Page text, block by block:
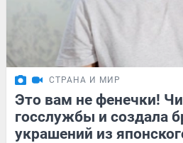
СТРАНА И МИР
Это вам не фенечки!
госслужбы и создала
украшений из